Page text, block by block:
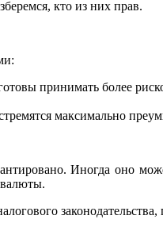
кто из них прав.
принимать более
максимально
Иногда оно